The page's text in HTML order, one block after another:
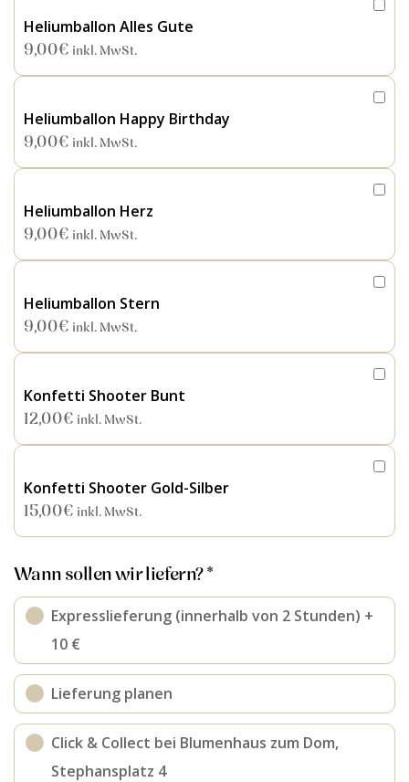
Heliumballon Alles Gute
9,00€ inkl. MwSt.
Heliumballon Happy Birthday
9,00€ inkl. MwSt.
Heliumballon Herz
9,00€ inkl. MwSt.
Heliumballon Stern
9,00€ inkl. MwSt.
Konfetti Shooter Bunt
12,00€ inkl. MwSt.
Konfetti Shooter Gold-Silber
15,00€ inkl. MwSt.
Wann sollen wir liefern? *
Expresslieferung (innerhalb von 2 Stunden) +
10 €
Lieferung planen
Click & Collect bei Blumenhaus zum Dom,
Stephansplatz 4